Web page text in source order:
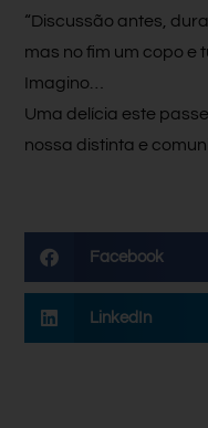
“Discussão antes,
mas no fim um copo e
Imagino…
Uma delícia este
nossa distinta e
Facebook
LinkedIn